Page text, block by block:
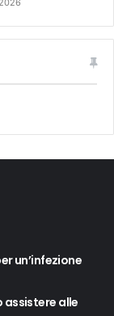
un’infezione
assistere alle